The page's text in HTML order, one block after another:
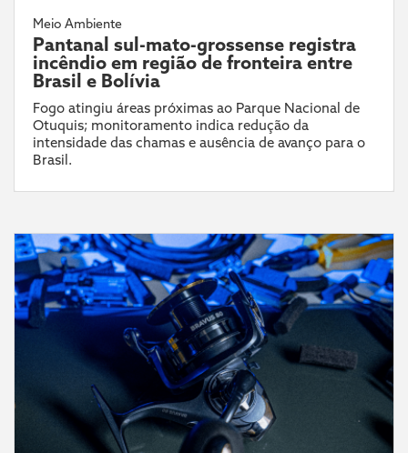
Meio Ambiente
Pantanal sul-mato-grossense registra
incêndio em região de fronteira entre
Brasil e Bolívia
Fogo atingiu áreas próximas ao Parque Nacional de
Otuquis; monitoramento indica redução da
intensidade das chamas e ausência de avanço para o
Brasil.